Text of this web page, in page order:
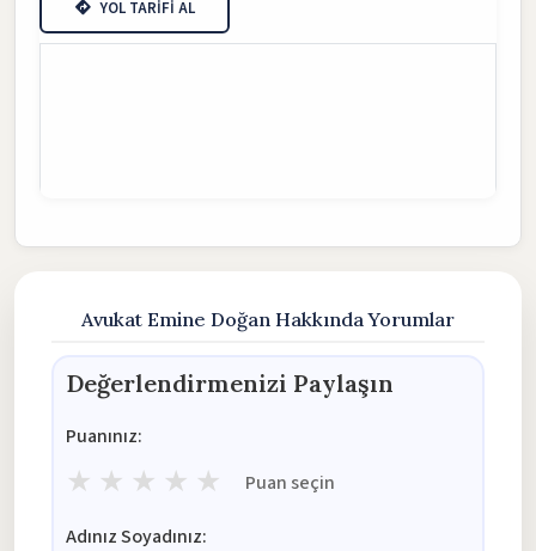
YOL TARİFİ AL
Avukat Emine Doğan Hakkında Yorumlar
Değerlendirmenizi Paylaşın
Puanınız:
★ ★ ★ ★ ★ Puan seçin
Adınız Soyadınız: